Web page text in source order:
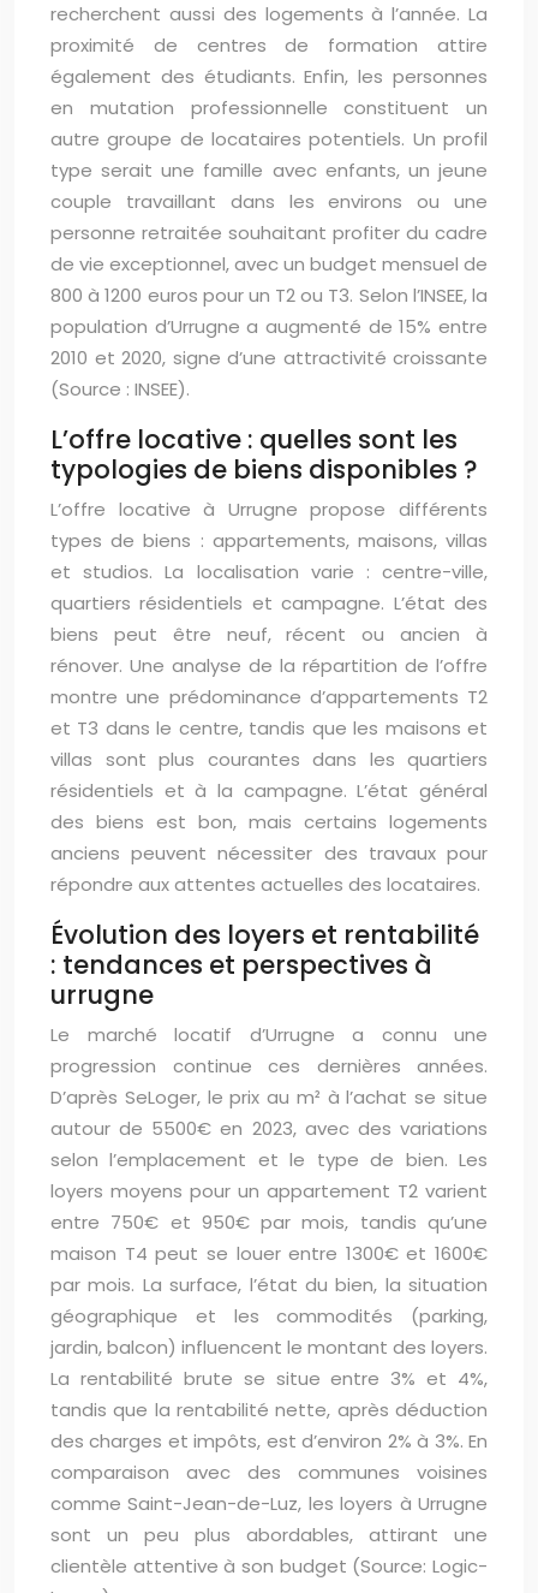
recherchent aussi des logements à l’année. La
proximité de centres de formation attire
également des étudiants. Enfin, les personnes
en mutation professionnelle constituent un
autre groupe de locataires potentiels. Un profil
type serait une famille avec enfants, un jeune
couple travaillant dans les environs ou une
personne retraitée souhaitant profiter du cadre
de vie exceptionnel, avec un budget mensuel de
800 à 1200 euros pour un T2 ou T3. Selon l’INSEE, la
population d’Urrugne a augmenté de 15% entre
2010 et 2020, signe d’une attractivité croissante
(Source : INSEE).
L’offre locative : quelles sont les
typologies de biens disponibles ?
L’offre locative à Urrugne propose différents
types de biens : appartements, maisons, villas
et studios. La localisation varie : centre-ville,
quartiers résidentiels et campagne. L’état des
biens peut être neuf, récent ou ancien à
rénover. Une analyse de la répartition de l’offre
montre une prédominance d’appartements T2
et T3 dans le centre, tandis que les maisons et
villas sont plus courantes dans les quartiers
résidentiels et à la campagne. L’état général
des biens est bon, mais certains logements
anciens peuvent nécessiter des travaux pour
répondre aux attentes actuelles des locataires.
Évolution des loyers et rentabilité
: tendances et perspectives à
urrugne
Le marché locatif d’Urrugne a connu une
progression continue ces dernières années.
D’après SeLoger, le prix au m² à l’achat se situe
autour de 5500€ en 2023, avec des variations
selon l’emplacement et le type de bien. Les
loyers moyens pour un appartement T2 varient
entre 750€ et 950€ par mois, tandis qu’une
maison T4 peut se louer entre 1300€ et 1600€
par mois. La surface, l’état du bien, la situation
géographique et les commodités (parking,
jardin, balcon) influencent le montant des loyers.
La rentabilité brute se situe entre 3% et 4%,
tandis que la rentabilité nette, après déduction
des charges et impôts, est d’environ 2% à 3%. En
comparaison avec des communes voisines
comme Saint-Jean-de-Luz, les loyers à Urrugne
sont un peu plus abordables, attirant une
clientèle attentive à son budget (Source: Logic-